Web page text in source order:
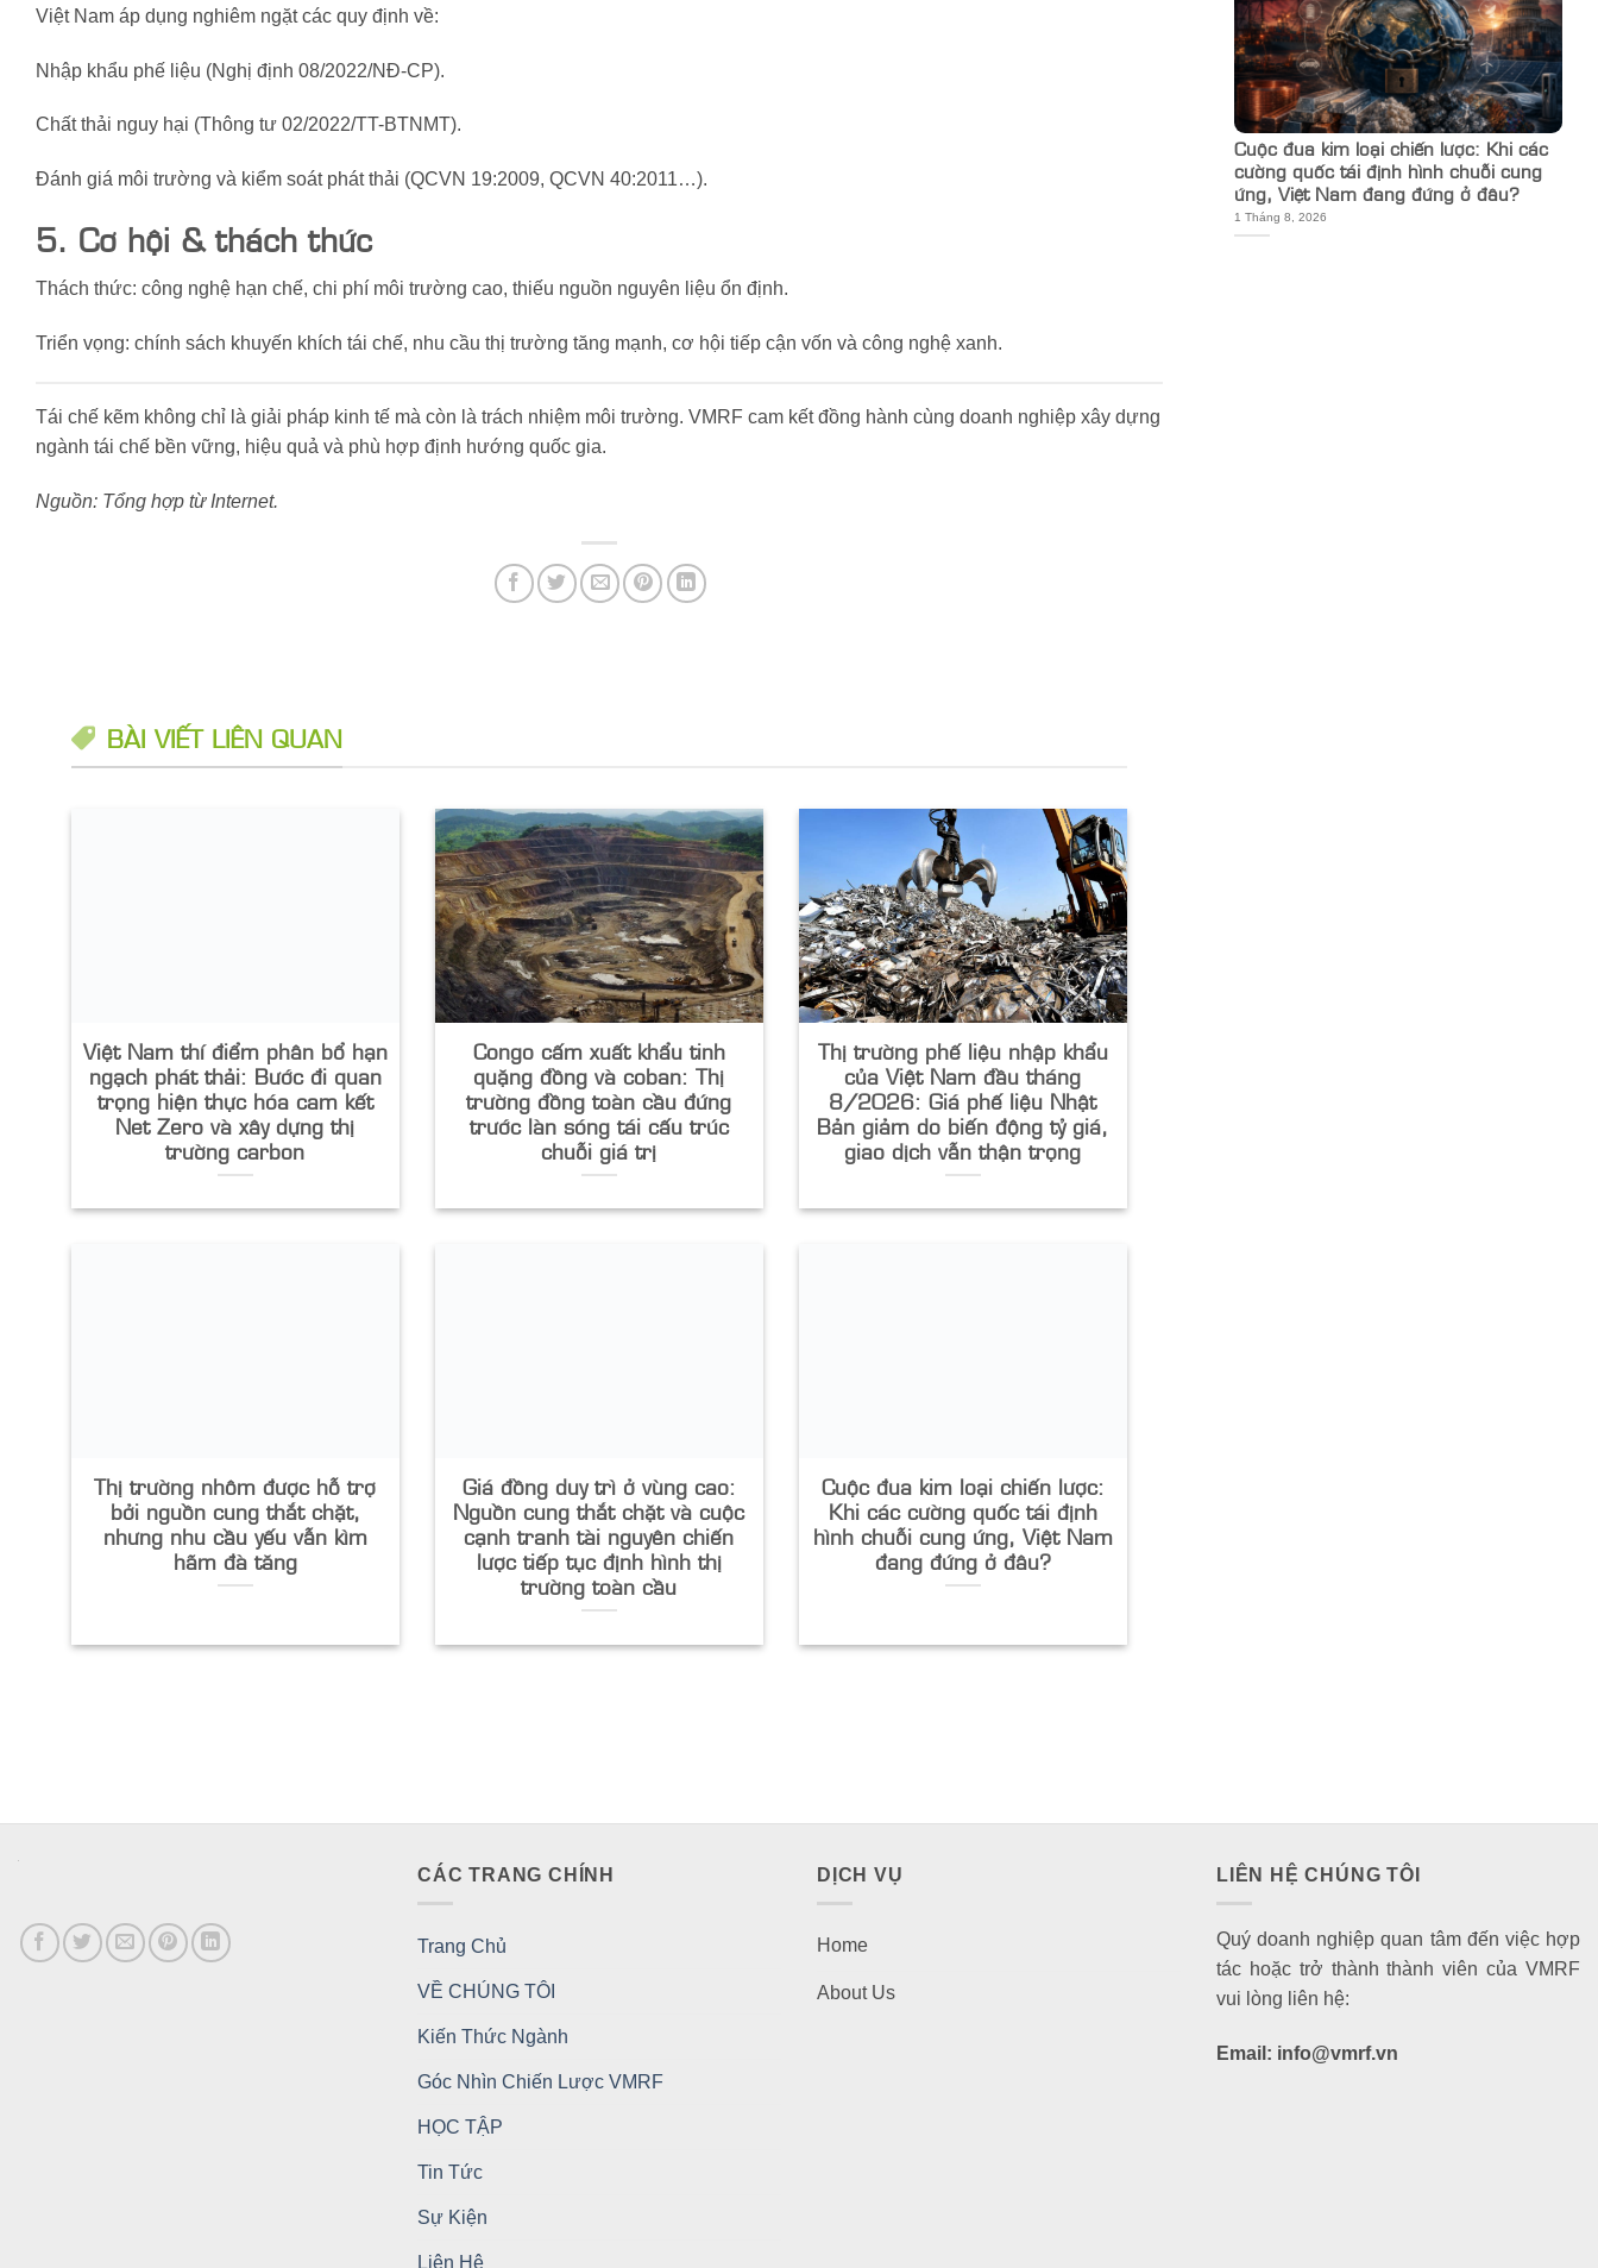
Việt Nam áp dụng nghiêm ngặt các quy định về:
Nhập khẩu phế liệu (Nghị định 08/2022/NĐ-CP).
Chất thải nguy hại (Thông tư 02/2022/TT-BTNMT).
Đánh giá môi trường và kiểm soát phát thải (QCVN 19:2009, QCVN 40:2011…).
5. Cơ hội & thách thức
Thách thức: công nghệ hạn chế, chi phí môi trường cao, thiếu nguồn nguyên liệu ổn định.
Triển vọng: chính sách khuyến khích tái chế, nhu cầu thị trường tăng mạnh, cơ hội tiếp cận vốn và công nghệ xanh.
Tái chế kẽm không chỉ là giải pháp kinh tế mà còn là trách nhiệm môi trường. VMRF cam kết đồng hành cùng doanh nghiệp xây dựng
ngành tái chế bền vững, hiệu quả và phù hợp định hướng quốc gia.
Nguồn: Tổng hợp từ Internet.
BÀI VIẾT LIÊN QUAN
Việt Nam thí điểm phân bổ hạn
ngạch phát thải: Bước đi quan
trọng hiện thực hóa cam kết
Net Zero và xây dựng thị
trường carbon
Congo cấm xuất khẩu tinh
quặng đồng và coban: Thị
trường đồng toàn cầu đứng
trước làn sóng tái cấu trúc
chuỗi giá trị
Thị trường phế liệu nhập khẩu
của Việt Nam đầu tháng
8/2026: Giá phế liệu Nhật
Bản giảm do biến động tỷ giá,
giao dịch vẫn thận trọng
Thị trường nhôm được hỗ trợ
bởi nguồn cung thắt chặt,
nhưng nhu cầu yếu vẫn kìm
hãm đà tăng
Giá đồng duy trì ở vùng cao:
Nguồn cung thắt chặt và cuộc
cạnh tranh tài nguyên chiến
lược tiếp tục định hình thị
trường toàn cầu
Cuộc đua kim loại chiến lược:
Khi các cường quốc tái định
hình chuỗi cung ứng, Việt Nam
đang đứng ở đâu?
Cuộc đua kim loại chiến lược: Khi các
cường quốc tái định hình chuỗi cung
ứng, Việt Nam đang đứng ở đâu?
1 Tháng 8, 2026
CÁC TRANG CHÍNH
Trang Chủ
VỀ CHÚNG TÔI
Kiến Thức Ngành
Góc Nhìn Chiến Lược VMRF
HỌC TẬP
Tin Tức
Sự Kiện
Liên Hệ
DỊCH VỤ
Home
About Us
LIÊN HỆ CHÚNG TÔI
Quý doanh nghiệp quan tâm đến việc hợp
tác hoặc trở thành thành viên của VMRF
vui lòng liên hệ:
Email: info@vmrf.vn